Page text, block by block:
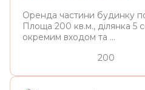
Оренда частини будинку
Площа 200 кв.м., ділянка 5
окремим входом та ...
200